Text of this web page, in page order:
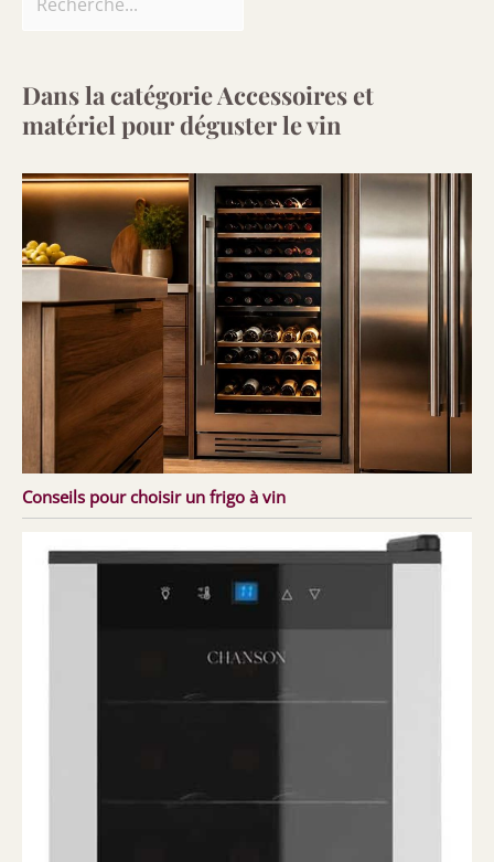
Dans la catégorie Accessoires et
matériel pour déguster le vin
Conseils pour choisir un frigo à vin